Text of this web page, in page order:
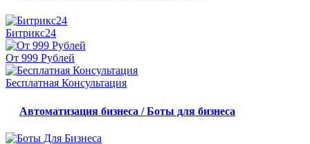
Битрикс24
От 999 Рублей
Бесплатная Консультация
Автоматизация бизнеса / Боты для бизнеса